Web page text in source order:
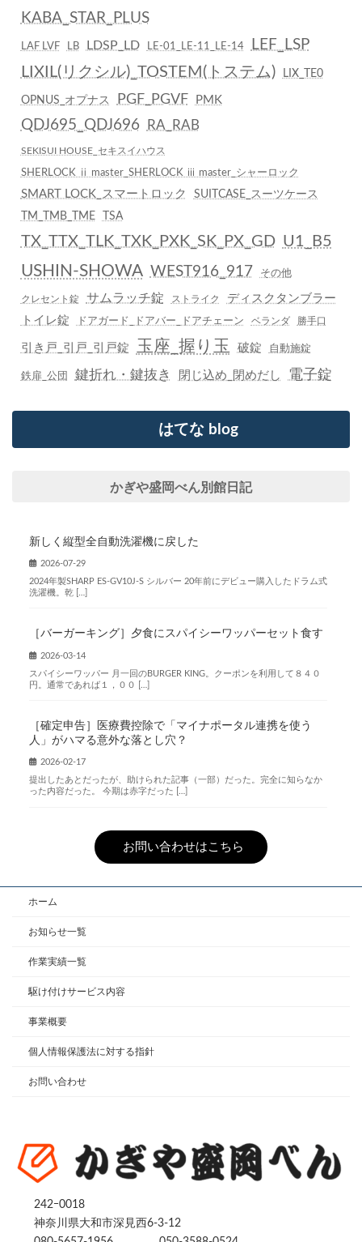
KABA_STAR_PLUS
LAF LVF LB LDSP_LD LE-01_LE-11_LE-14 LEF_LSP
LIXIL(リクシル)_TOSTEM(トステム) LIX_TE0
OPNUS_オプナス PGF_PGVF PMK
QDJ695_QDJ696 RA_RAB
SEKISUI HOUSE_セキスイハウス
SHERLOCK ⅱ master_SHERLOCK ⅲ master_シャーロック
SMART LOCK_スマートロック
SUITCASE_スーツケース
TM_TMB_TME
TSA
TX_TTX_TLK_TXK_PXK_SK_PX_GD U1_B5
USHIN-SHOWA WEST916_917 その他
クレセント錠 サムラッチ錠 ストライク
ディスクタンブラー
トイレ錠
ドアガード_ドアバー_ドアチェーン ベランダ 勝手口
引き戸_引戸_引戸錠 玉座_握り玉 破錠 自動施錠
鉄扉_公団 鍵折れ・鍵抜き 閉じ込め_閉めだし 電子錠
はてな blog
かぎや盛岡べん別館日記
新しく縦型全自動洗濯機に戻した
2026-07-29
2024年製SHARP ES-GV10J-S シルバー 20年前にデビュー購入したドラム式
洗濯機。乾 […]
［バーガーキング］夕食にスパイシーワッパーセット食す
2026-03-14
スパイシーワッパー 月一回のBURGER KING。クーポンを利用して８４０
円。通常であれば１，００ […]
［確定申告］医療費控除で「マイナポータル連携を使う
人」がハマる意外な落とし穴？
2026-02-17
提出したあとだったが、助けられた記事（一部）だった。完全に知らなか
った内容だった。 今期は赤字だった […]
お問い合わせはこちら
ホーム
お知らせ一覧
作業実績一覧
駆け付けサービス内容
事業概要
個人情報保護法に対する指針
お問い合わせ
242ｰ0018
神奈川県大和市深見西6-3-12